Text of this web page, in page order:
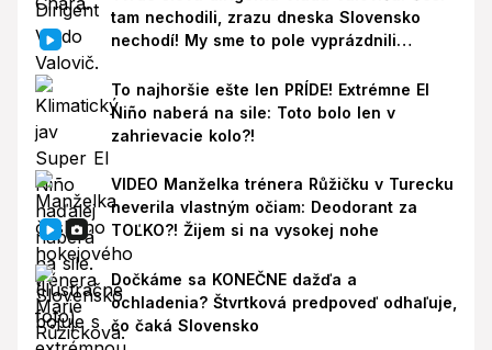
tam nechodili, zrazu dneska Slovensko
nechodí! My sme to pole vyprázdnili
To najhoršie ešte len PRÍDE! Extrémne El
Niño naberá na sile: Toto bolo len v
zahrievacie kolo?!
VIDEO Manželka trénera Růžičku v Turecku
neverila vlastným očiam: Deodorant za
TOĽKO?! Žijem si na vysokej nohe
Dočkáme sa KONEČNE dažďa a
ochladenia? Štvrtková predpoveď odhaľuje,
čo čaká Slovensko